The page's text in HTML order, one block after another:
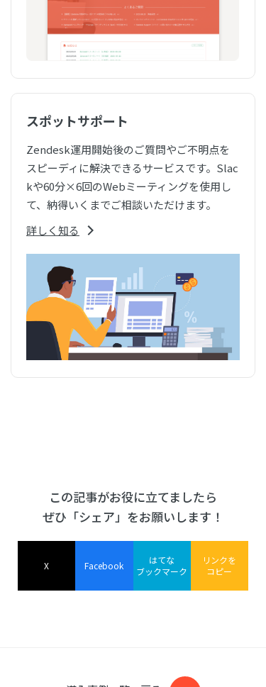
スポットサポート
Zendesk運用開始後のご質問やご不明点を
スピーディに解決できるサービスです。Slac
kや60分×6回のWebミーティングを使用し
て、納得いくまでご相談いただけます。
詳しく知る
この記事がお役に立てましたら
ぜひ「シェア」をお願いします！
X Facebook
はてな
ブックマーク
リンクを
コピー